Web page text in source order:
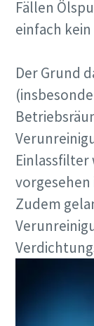
Beziehen Sie
Atlas Copco.
einen einzigen
Erfahren
Edelstahl
Fällen
einfach
Der Grund
Zudem